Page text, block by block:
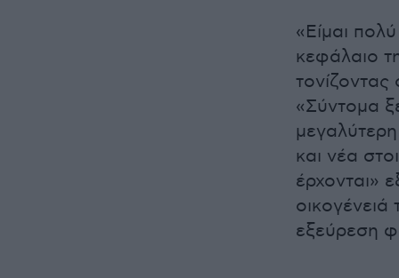
«Είμαι
κεφάλαιο
τονίζοντας
«Σύντομα
και νέα
έρχονται»
εξεύρεση